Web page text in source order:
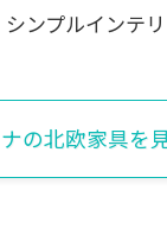
ンプルインテ
の北欧家具を